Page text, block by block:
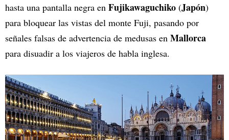
hasta una pantalla negra en Fujikawaguchiko (Japón)
para bloquear las vistas del monte Fuji, pasando por
señales falsas de advertencia de medusas en Mallorca
para disuadir a los viajeros de habla inglesa.